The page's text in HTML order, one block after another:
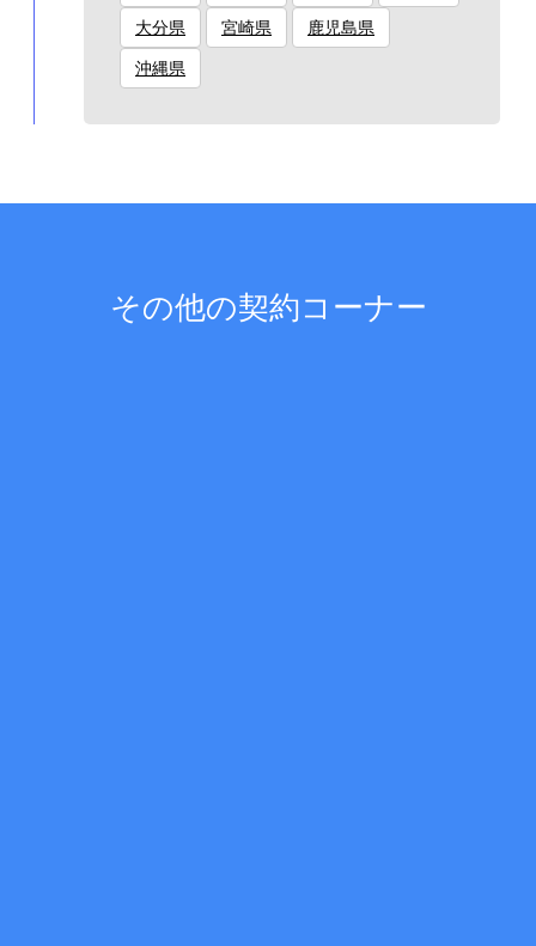
大分県 宮崎県 鹿児島県
沖縄県
その他の契約コーナー